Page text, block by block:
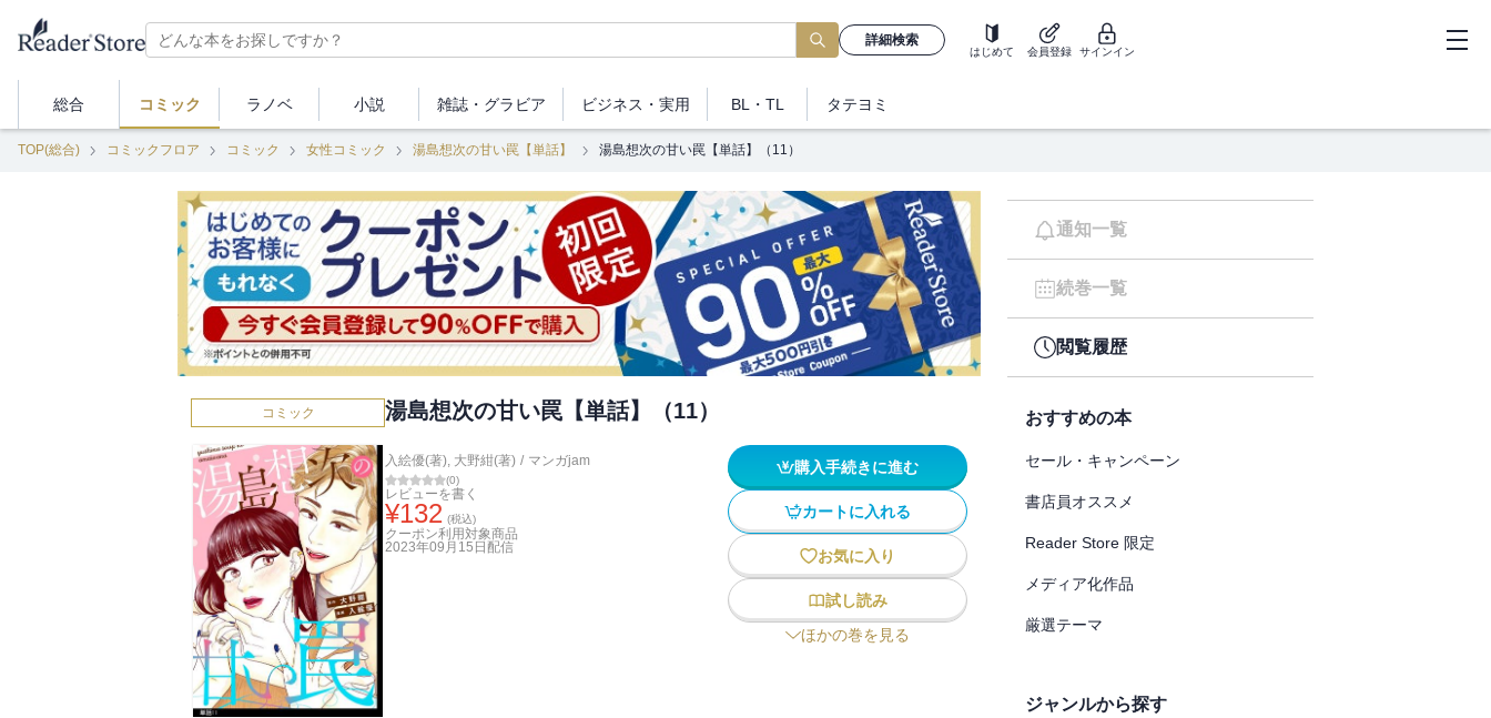
詳細検索
はじめて 会員登録 サインイン
総合 コミック ラノベ 小説 雑誌・ グラビア ビジネス ・実用 BL・TL タテヨミ
TOP(総合) コミックフロア コミック 女性コミック 湯島想次の甘い罠【単話】 湯島想次の甘い罠【単話】（11）
コミック 湯島想次の甘い罠【単話】（11）
入絵優(著), 大野紺(著) / マンガjam
(0)
レビューを書く
¥132 (税込)
クーポン利用対象商品
2023年09月15日 配信
購入手続きに進む
カートに入れる
お気に入り
試し読み
ほかの巻を見る
通知一覧
続巻一覧
閲覧履歴
おすすめの本
セール・キャンペーン
書店員オススメ
Reader Store 限定
メディア化作品
厳選テーマ
ジャンルから探す